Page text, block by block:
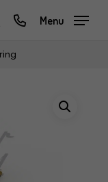
phone
Menu